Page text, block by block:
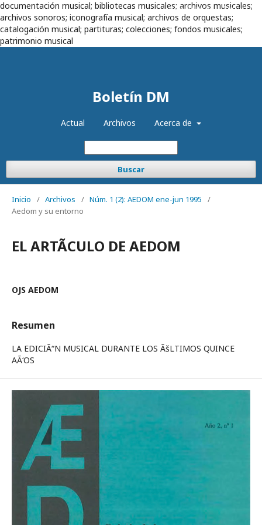
documentación musical; bibliotecas musicales; archivos musicales;
archivos sonoros; iconografía musical; archivos de orquestas;
catalogación musical; partituras; colecciones; fondos musicales;
patrimonio musical
Boletín DM
Actual Archivos Acerca de
Buscar
Registrarse Entrar
Inicio / Archivos / Núm. 1 (2): AEDOM ene-jun 1995
/
Aedom y su entorno
EL ARTÃCULO DE AEDOM
OJS AEDOM
Resumen
LA EDICIÃ“N MUSICAL DURANTE LOS ÃšLTIMOS QUINCE
AÃ‘OS